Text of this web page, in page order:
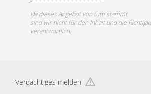
Da dieses Angebot von tutti stammt,
sind wir nicht für den Inhalt und die
verantwortlich.
Verdächtiges melden